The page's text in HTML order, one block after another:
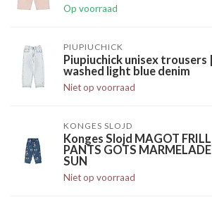
Op voorraad
PIUPIUCHICK
Piupiuchick unisex trousers |
washed light blue denim
Niet op voorraad
KONGES SLOJD
Konges Slojd MAGOT FRILL
PANTS GOTS MARMELADE
SUN
Niet op voorraad